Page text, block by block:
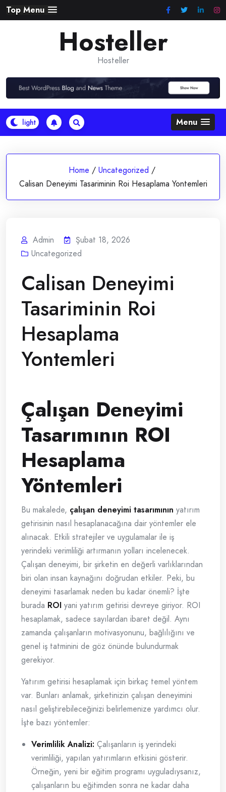
Skip
to
Top Menu
Hosteller
Hosteller
Menu
Home / Uncategorized /
Calisan Deneyimi Tasariminin Roi Hesaplama Yontemleri
Admin
Şubat 18, 2026
Uncategorized
Calisan Deneyimi
Tasariminin Roi
Hesaplama
Yontemleri
Çalışan Deneyimi
Tasarımının ROI
Hesaplama
Yöntemleri
Bu makalede, çalışan deneyimi tasarımının yatırım
getirisinin nasıl hesaplanacağına dair yöntemler ele
alınacak. Etkili stratejiler ve uygulamalar ile iş
yerindeki verimliliği artırmanın yolları incelenecek.
Çalışan deneyimi, bir şirketin en değerli varlıklarından
biri olan insan kaynağını doğrudan etkiler. Peki, bu
deneyimi tasarlamak neden bu kadar önemli? İşte
burada ROI yani yatırım getirisi devreye giriyor. ROI
hesaplamak, sadece sayılardan ibaret değil. Aynı
zamanda çalışanların motivasyonunu, bağlılığını ve
genel iş tatminini de göz önünde bulundurmak
gerekiyor.
Yatırım getirisi hesaplamak için birkaç temel yöntem
var. Bunları anlamak, şirketinizin çalışan deneyimini
nasıl geliştirebileceğinizi belirlemenize yardımcı olur.
İşte bazı yöntemler:
Verimlilik Analizi: Çalışanların iş yerindeki
verimliliği, yapılan yatırımların etkisini gösterir.
Örneğin, yeni bir eğitim programı uyguladıysanız,
çalışanların bu eğitimden sonra ne kadar daha